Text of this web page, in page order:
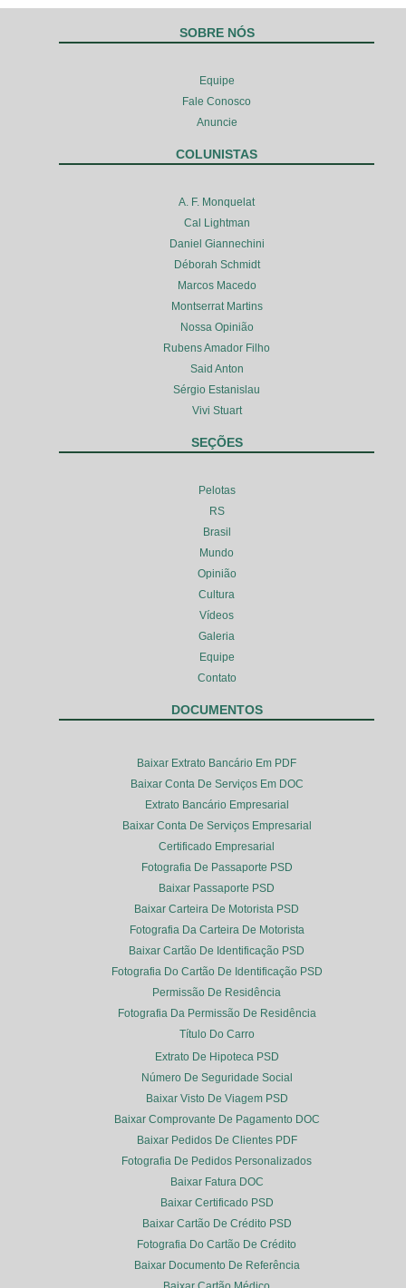
SOBRE NÓS
Equipe
Fale Conosco
Anuncie
COLUNISTAS
A. F. Monquelat
Cal Lightman
Daniel Giannechini
Déborah Schmidt
Marcos Macedo
Montserrat Martins
Nossa Opinião
Rubens Amador Filho
Said Anton
Sérgio Estanislau
Vivi Stuart
SEÇÕES
Pelotas
RS
Brasil
Mundo
Opinião
Cultura
Vídeos
Galeria
Equipe
Contato
DOCUMENTOS
Baixar Extrato Bancário Em PDF
Baixar Conta De Serviços Em DOC
Extrato Bancário Empresarial
Baixar Conta De Serviços Empresarial
Certificado Empresarial
Fotografia De Passaporte PSD
Baixar Passaporte PSD
Baixar Carteira De Motorista PSD
Fotografia Da Carteira De Motorista
Baixar Cartão De Identificação PSD
Fotografia Do Cartão De Identificação PSD
Permissão De Residência
Fotografia Da Permissão De Residência
Título Do Carro
Extrato De Hipoteca PSD
Número De Seguridade Social
Baixar Visto De Viagem PSD
Baixar Comprovante De Pagamento DOC
Baixar Pedidos De Clientes PDF
Fotografia De Pedidos Personalizados
Baixar Fatura DOC
Baixar Certificado PSD
Baixar Cartão De Crédito PSD
Fotografia Do Cartão De Crédito
Baixar Documento De Referência